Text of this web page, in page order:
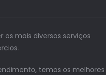
mais diversos serviços
temos os melhores